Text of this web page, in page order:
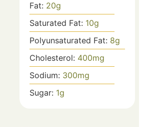
Fat: 20g
Saturated Fat: 10g
Polyunsaturated Fat: 8g
Cholesterol: 400mg
Sodium: 300mg
Sugar: 1g